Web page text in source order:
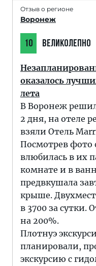
Отзыв о регионе
Воронеж
10 ВЕЛИКОЛЕПНО
оказалось
лета
В Воронеж
2 дня, на отеле
взяли Отель
Посмотрев фото
влюбилась в их
комнате и в
предвкушала
крыше.
в 3700 за сутки.
на 200%.
Плотнуэ
планировали,
экскурсию с